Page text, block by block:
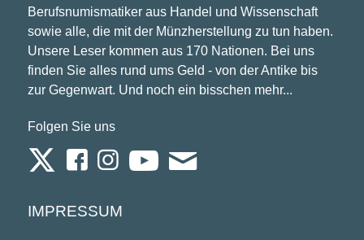
Berufsnumismatiker aus Handel und Wissenschaft
sowie alle, die mit der Münzherstellung zu tun haben.
Unsere Leser kommen aus 170 Nationen. Bei uns
finden Sie alles rund ums Geld - von der Antike bis
zur Gegenwart. Und noch ein bisschen mehr...
Folgen Sie uns
IMPRESSUM